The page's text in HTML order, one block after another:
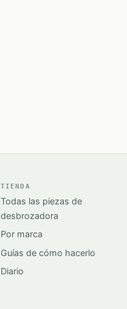
TIENDA
Todas las piezas de
desbrozadora
Por marca
Guías de cómo hacerlo
Diario